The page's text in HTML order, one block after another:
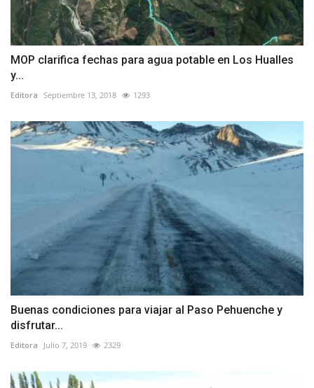
MOP clarifica fechas para agua potable en Los Hualles
y...
Editora Septiembre 13, 2018 1293
Buenas condiciones para viajar al Paso Pehuenche y
disfrutar...
Editora Julio 7, 2019 2329